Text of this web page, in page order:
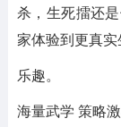
杀，生死擂还
家体验到更真
乐趣。
海量武学 策略